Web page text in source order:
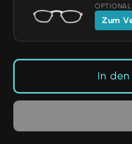
04
silber
verspiegelt
04
/
silber
Zum
In